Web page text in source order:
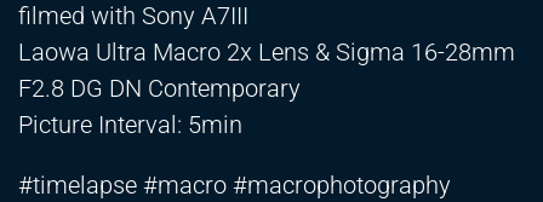
filmed with Sony A7III
Laowa Ultra Macro 2x Lens & Sigma 16-28mm
F2.8 DG DN Contemporary
Picture Interval: 5min
#timelapse #macro #macrophotography